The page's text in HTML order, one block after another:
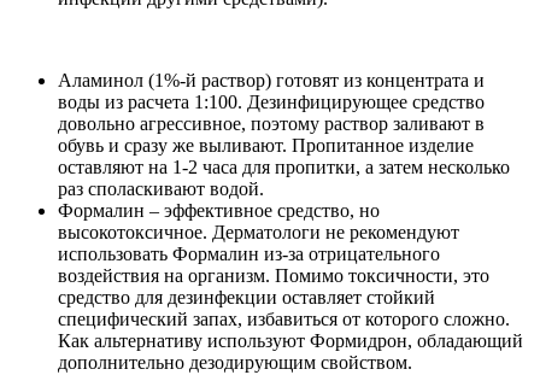
Аламинол (1%-й раствор) готовят из концентрата и
воды из расчета 1:100. Дезинфицирующее средство
довольно агрессивное, поэтому раствор заливают в
обувь и сразу же выливают. Пропитанное изделие
оставляют на 1-2 часа для пропитки, а затем несколько
раз споласкивают водой.
Формалин – эффективное средство, но
высокотоксичное. Дерматологи не рекомендуют
использовать Формалин из-за отрицательного
воздействия на организм. Помимо токсичности, это
средство для дезинфекции оставляет стойкий
специфический запах, избавиться от которого сложно.
Как альтернативу используют Формидрон, обладающий
дополнительно дезодирующим свойством.